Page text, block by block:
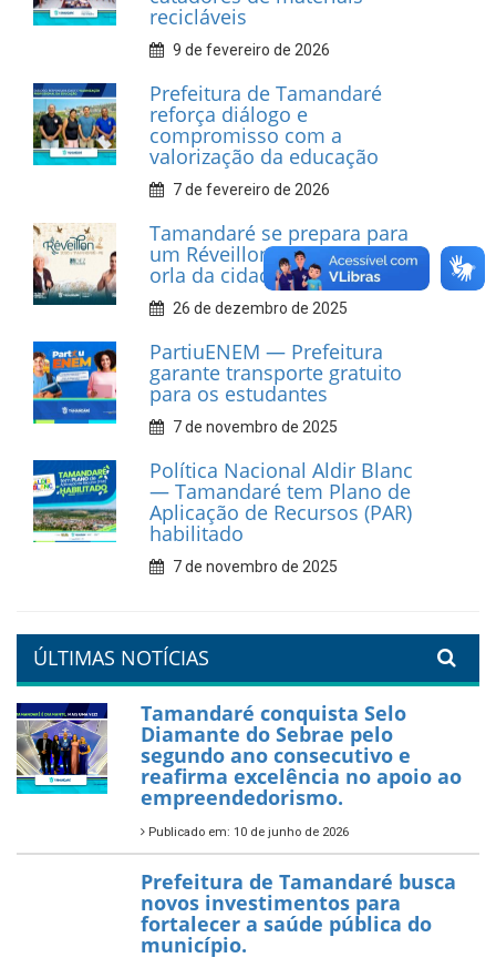
recicláveis
9 de fevereiro de 2026
Prefeitura de Tamandaré
reforça diálogo e
compromisso com a
valorização da educação
7 de fevereiro de 2026
Tamandaré se prepara para
um Réveillon inesquecível na
orla da cidade.
26 de dezembro de 2025
PartiuENEM — Prefeitura
garante transporte gratuito
para os estudantes
7 de novembro de 2025
Política Nacional Aldir Blanc
— Tamandaré tem Plano de
Aplicação de Recursos (PAR)
habilitado
7 de novembro de 2025
ÚLTIMAS NOTÍCIAS
Tamandaré conquista Selo
Diamante do Sebrae pelo
segundo ano consecutivo e
reafirma excelência no apoio ao
empreendedorismo.
Publicado em: 10 de junho de 2026
Prefeitura de Tamandaré busca
novos investimentos para
fortalecer a saúde pública do
município.